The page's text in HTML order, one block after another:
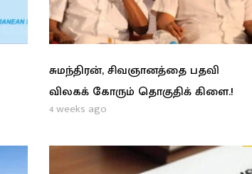
சுமந்திரன், சிவஞானத்தை பதவி
விலகக் கோரும் தொகுதிக் கிளை.!
4 weeks ago